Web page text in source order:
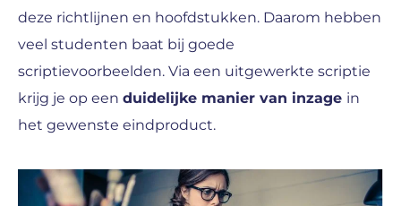
deze richtlijnen en hoofdstukken. Daarom hebben
veel studenten baat bij goede
scriptievoorbeelden. Via een uitgewerkte scriptie
krijg je op een duidelijke manier van inzage in
het gewenste eindproduct.